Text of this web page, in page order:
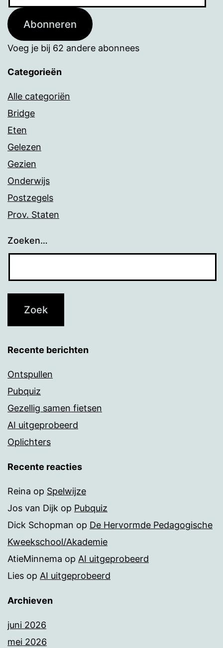
Abonneren
Voeg je bij 62 andere abonnees
Categorieën
Alle categoriën
Bridge
Eten
Gelezen
Gezien
Onderwijs
Postzegels
Prov. Staten
Zoeken…
Recente berichten
Ontspullen
Pubquiz
Gezellig samen fietsen
AI uitgeprobeerd
Oplichters
Recente reacties
Reina op Spelwijze
Jos van Dijk op Pubquiz
Dick Schopman op De Hervormde Pedagogische
Kweekschool/Akademie
AtieMinnema op AI uitgeprobeerd
Lies op AI uitgeprobeerd
Archieven
juni 2026
mei 2026